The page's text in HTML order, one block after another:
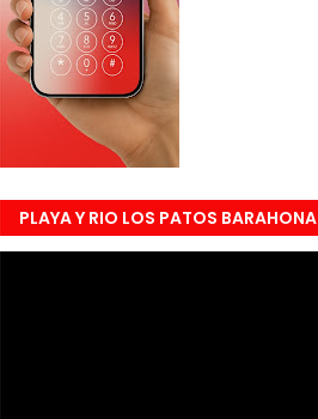
PLAYA Y RIO LOS PATOS BARAHONA